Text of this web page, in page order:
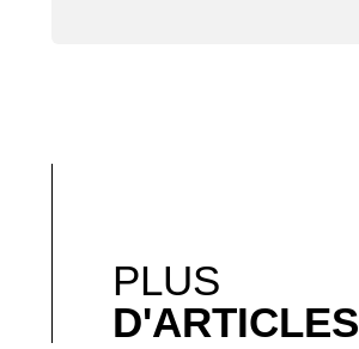
PLUS
D'ARTICLES